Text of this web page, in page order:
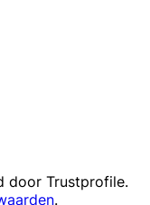
door Trustprofile.
.